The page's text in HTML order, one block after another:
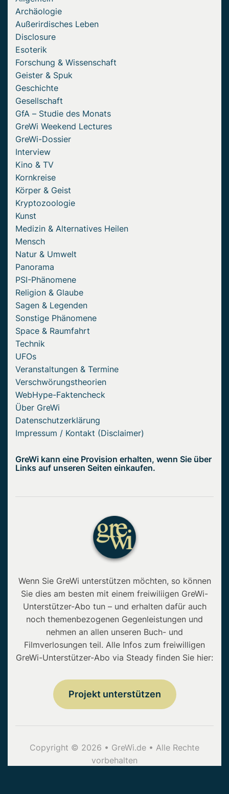
Archäologie
Außerirdisches Leben
Disclosure
Esoterik
Forschung & Wissenschaft
Geister & Spuk
Geschichte
Gesellschaft
GfA – Studie des Monats
GreWi Weekend Lectures
GreWi-Dossier
Interview
Kino & TV
Kornkreise
Körper & Geist
Kryptozoologie
Kunst
Medizin & Alternatives Heilen
Mensch
Natur & Umwelt
Panorama
PSI-Phänomene
Religion & Glaube
Sagen & Legenden
Sonstige Phänomene
Space & Raumfahrt
Technik
UFOs
Veranstaltungen & Termine
Verschwörungstheorien
WebHype-Faktencheck
Über GreWi
Datenschutzerklärung
Impressum / Kontakt (Disclaimer)
GreWi kann eine Provision erhalten, wenn Sie über
Links auf unseren Seiten einkaufen.
Wenn Sie GreWi unterstützen möchten, so können
Sie dies am besten mit einem freiwiliigen GreWi-
Unterstützer-Abo tun – und erhalten dafür auch
noch themenbezogenen Gegenleistungen und
nehmen an allen unseren Buch- und
Filmverlosungen teil. Alle Infos zum freiwilligen
GreWi-Unterstützer-Abo via Steady finden Sie hier:
Projekt unterstützen
Copyright © 2026 • GreWi.de • Alle Rechte
vorbehalten